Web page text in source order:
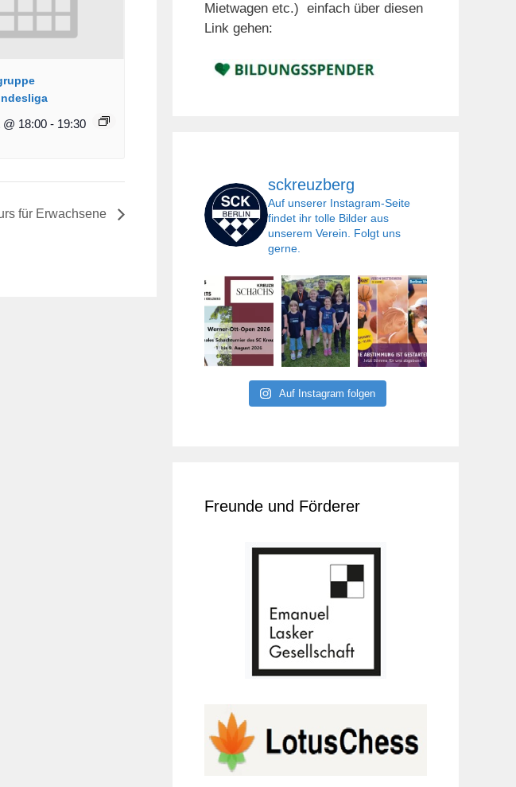
@ 18:00 - 19:30
für Erwachsene
Mietwagen etc.) einfach über diesen
Link gehen:
sckreuzberg
Auf unserer Instagram-Seite
findet ihr tolle Bilder aus
unserem Verein. Folgt uns
gerne.
Auf Instagram folgen
Freunde und Förderer